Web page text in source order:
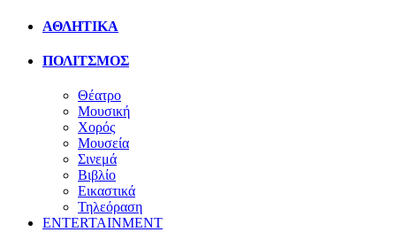
ΑΘΛΗΤΙΚΑ
ΠΟΛΙΤΣΜΟΣ
Θέατρο
Μουσική
Χορός
Μουσεία
Σινεμά
Βιβλίο
Εικαστικά
Τηλεόραση
ENTERTAINMENT